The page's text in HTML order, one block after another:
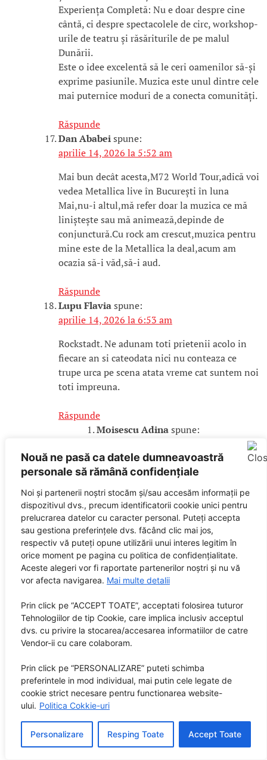
Nouă ne pasă ca datele dumneavoastră
personale să rămână confidențiale
Noi și partenerii noștri stocăm și/sau accesăm informații pe
dispozitivul dvs., precum identificatorii cookie unici pentru
prelucrarea datelor cu caracter personal. Puteți accepta
sau gestiona preferințele dvs. făcând clic mai jos,
respectiv vă puteți opune utilizării unui interes legitim în
orice moment pe pagina cu politica de confidențialitate.
Aceste alegeri vor fi raportate partenerilor noștri și nu vă
vor afecta navigarea. Mai multe detalii
Prin click pe “ACCEPT TOATE”, acceptati folosirea tuturor
Tehnologiilor de tip Cookie, care implica inclusiv acceptul
dvs. cu privire la stocarea/accesarea informatiilor de catre
Vendor-ii cu care colaboram.
Prin click pe “PERSONALIZARE” puteti schimba
preferintele in mod individual, mai putin cele legate de
cookie strict necesare pentru functionarea website-
ului. Politica Cokkie-uri
Personalizare Resping Toate Accept Toate
​Experiența Completă: Nu e doar despre cine
cântă, ci despre spectacolele de circ, workshop-
urile de teatru și răsăriturile de pe malul
Dunării.
​Este o idee excelentă să le ceri oamenilor să-și
exprime pasiunile. Muzica este unul dintre cele
mai puternice moduri de a conecta comunități.
Răspunde
Dan Ababeispune:
aprilie 14, 2026 la 5:52 am
Mai bun decât acesta,M72 World Tour,adică voi
vedea Metallica live în București în luna
Mai,nu-i altul,mă refer doar la muzica ce mă
liniștește sau mă animează,depinde de
conjunctură.Cu rock am crescut,muzica pentru
mine este de la Metallica la deal,acum am
ocazia să-i văd,să-i aud.
Răspunde
Lupu Flaviaspune:
aprilie 14, 2026 la 6:53 am
Rockstadt. Ne adunam toti prietenii acolo in
fiecare an si cateodata nici nu conteaza ce
trupe urca pe scena atata vreme cat suntem noi
toti impreuna.
Răspunde
Moisescu Adinaspune:
O sa merg la Untold, în special pentru
Sting. Sunt o mare fană The Police și
de abia aștept sa l pot vedea pe marele
Sting pe scena!
Răspunde
Steiger Corina spune:
aprilie 14, 2026 la 10:15 am
foarte diversă, pot asculta piese noi dar și vechi,
îmi place foarte mult să ascult muzică, ascult în
timp ce fac curățenie sau fac alte treburi prin
gospodărie, de aceea cred că acest premiu ar fi
perfect pentru mine.
Răspunde
Radu Moisescu
aprilie 14, 2026 la 10:20 am
Voi merge negreșit la Rockstadt și la Electric